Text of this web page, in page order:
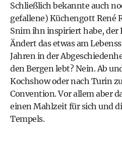
Schließlich bekannte auch
gefallene) Küchengott René
Snim ihn inspiriert habe, der
Ändert das etwas am
Jahren in der
den Bergen lebt? Nein. Ab
Kochshow oder nach Turin
Convention. Vor allem aber
einen Mahlzeit für sich und
Tempels.